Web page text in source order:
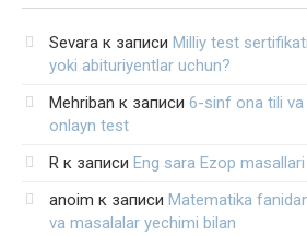
Sevara к записи Milliy test
yoki abituriyentlar uchun?
Mehriban к записи 6-sinf ona tili va
onlayn test
R к записи Eng sara Ezop masallari
anoim к записи Matematika
va masalalar yechimi bilan